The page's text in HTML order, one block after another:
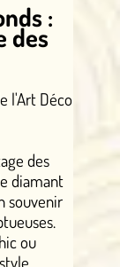
:
des
l'Art Déco
des
diamant
souvenir
ou